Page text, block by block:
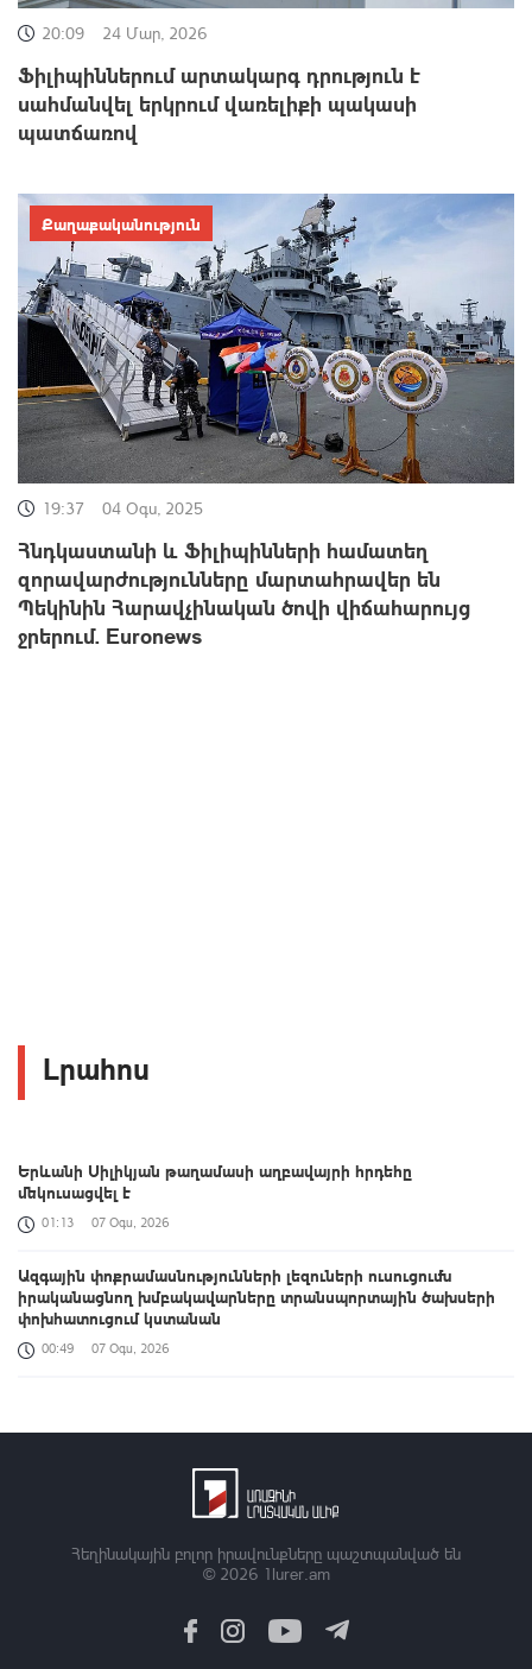
20:09 24 Մար, 2026
Ֆիլիպիններում արտակարգ դրություն է
սահմանվել երկրում վառելիքի պակասի
պատճառով
19:37 04 Օգս, 2025
Հնդկաստանի և Ֆիլիպինների համատեղ
զորավարժությունները մարտահրավեր են
Պեկինին Հարավչինական ծովի վիճահարույց
ջրերում. Euronews
Քաղաքականություն
Լրահոս
Երևանի Սիլիկյան թաղամասի աղբավայրի հրդեհը
մեկուսացվել է
01:13 07 Օգս, 2026
Ազգային փոքրամասնությունների լեզուների ուսուցումն
իրականացնող խմբակավարները տրանսպորտային ծախսերի
փոխհատուցում կստանան
00:49 07 Օգս, 2026
Բացահայտելով Հայաստանը․ Մեծ Բրիտանիայի դեսպանի
համալիրն է
Իրանցիները չափազանց դժվար մարդիկ են. Վենս
Հեղինակային բոլոր իրավունքները պաշտպանված են
© 2026 1lurer.am